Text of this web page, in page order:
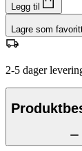
Legg til
Lagre som
2-5 dager